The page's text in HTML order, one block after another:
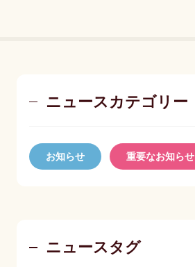
ニュースカテゴリー
お知らせ 重要なお知らせ
ニュースタグ